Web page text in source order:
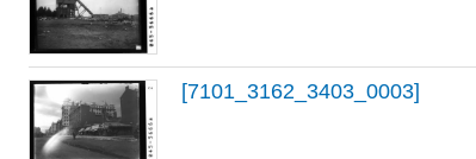
[7101_3162_3403_0003]